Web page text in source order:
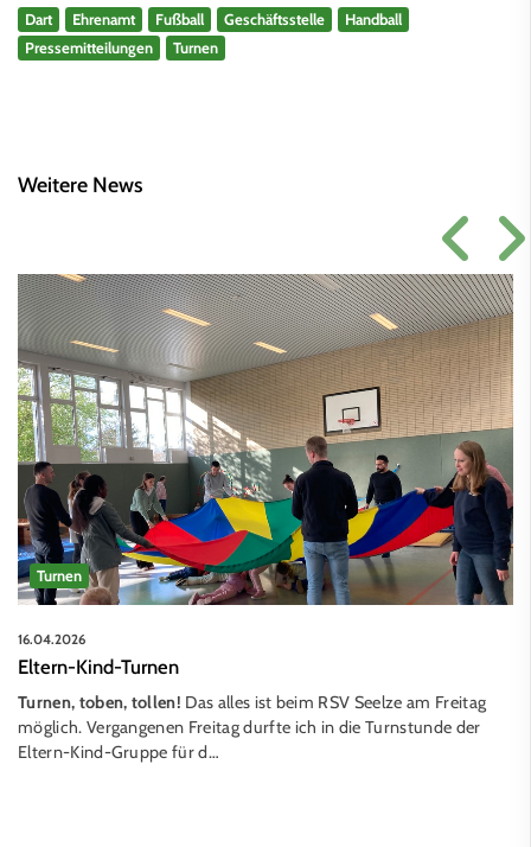
Dart Ehrenamt Fußball Geschäftsstelle
Handball
Pressemitteilungen
Turnen
Weitere News
Turnen
16.04.2026
Eltern-Kind-Turnen
Turnen, toben, tollen! Das alles ist beim RSV Seelze am Freitag
möglich. Vergangenen Freitag durfte ich in die Turnstunde der
Eltern-Kind-Gruppe für d…